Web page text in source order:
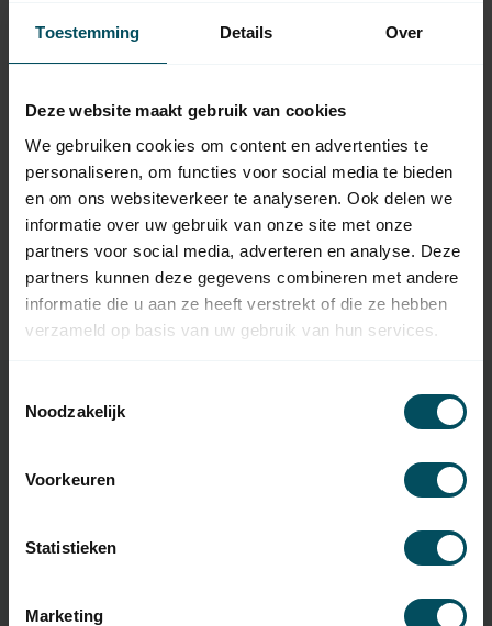
Toestemming Details Over
Deze website maakt gebruik van cookies
We gebruiken cookies om content en advertenties te
personaliseren, om functies voor social media te bieden
en om ons websiteverkeer te analyseren. Ook delen we
informatie over uw gebruik van onze site met onze
partners voor social media, adverteren en analyse. Deze
partners kunnen deze gegevens combineren met andere
informatie die u aan ze heeft verstrekt of die ze hebben
verzameld op basis van uw gebruik van hun services.
Noodzakelijk
Voorkeuren
Statistieken
Marketing
keuze?
Gerelateerde producten
Simu Tegenlager U beugel
voor as Ø 20 mm
Op voorraad
SKU